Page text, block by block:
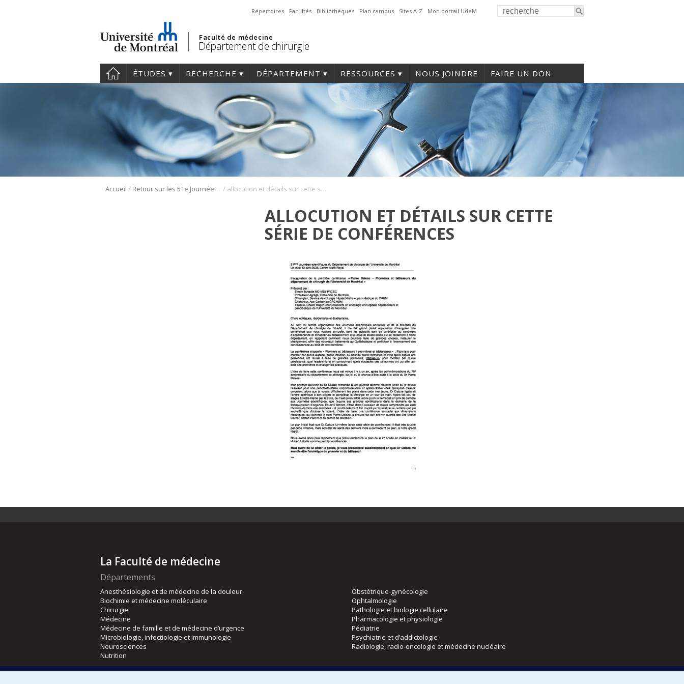
Répertoires Facultés Bibliothèques Plan campus Sites A-Z Mon portail UdeM
Faculté de médecine
Département de chirurgie
ÉTUDES RECHERCHE DÉPARTEMENT RESSOURCES NOUS JOINDRE FAIRE UN DON
Accueil / Retour sur les 51e Journées scientifiques / allocution et détails sur cette série de conférences
ALLOCUTION ET DÉTAILS SUR CETTE
SÉRIE DE CONFÉRENCES
La Faculté de médecine
Départements
Anesthésiologie et de médecine de la douleur
Biochimie et médecine moléculaire
Chirurgie
Médecine
Médecine de famille et de médecine d’urgence
Microbiologie, infectiologie et immunologie
Neurosciences
Nutrition
Obstétrique-gynécologie
Ophtalmologie
Pathologie et biologie cellulaire
Pharmacologie et physiologie
Pédiatrie
Psychiatrie et d’addictologie
Radiologie, radio-oncologie et médecine nucléaire